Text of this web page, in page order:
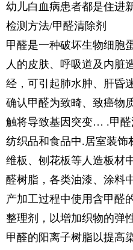
幼儿白血病患者都是住进
检测方法/甲醛清除剂
甲醛是一种破坏生物细胞
人的皮肤、呼吸道及内脏
经，可引起肺水肿、肝昏
确认甲醛为致畸、致癌物
触将导致基因突变… .甲醛
纺织品和食品中.居室装
维板、刨花板等人造板材
醛树脂，各类油漆、涂料
产加工过程中使用含甲醛
整理剂，以增加织物的弹
甲醛的阳离子树脂以提高